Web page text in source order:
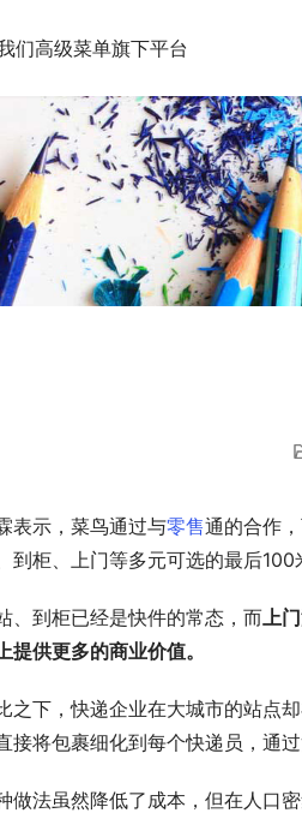
们高级菜单旗下平台
表示，菜鸟通过与零售通的合作
到柜、上门等多元可选的最后100
、到柜已经是快件的常态，而 上
提供更多的商业价值。
之下，快递企业在大城市的站点却
接将包裹细化到每个快递员，通
做法虽然降低了成本，但在人口